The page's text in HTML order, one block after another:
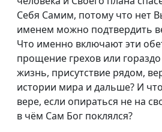
Кого Бог будет судить
первыми
и
Открытый судебный
процесс на небе
Себя Самим, потому что нет
именем можно подтвердить
Что именно включают эти
прощение грехов или
жизнь, присутствие рядом,
истории мира и дальше? И
вере, если опираться не на
в чём Сам Бог поклялся?